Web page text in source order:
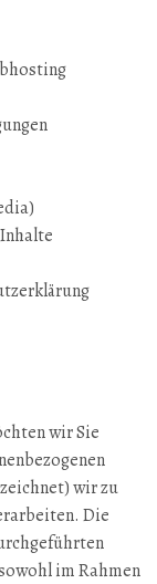
wir Sie
wir zu
Die
im Rahmen